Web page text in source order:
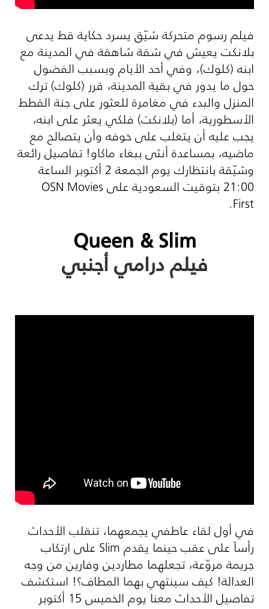
فيلم رسوم متحركة شيّق يسرد حكاية قط يدعى
بلانكت يعيش في شقة شاهقة في المدينة مع
ابنه (كلوك)، وفي أحد الأيام وبسبب الفضول
حول ما يدور في بقية المدينة، قرر (كلوك) ترك
المنزل والبدء في مغامرة للعثور على جنة القطط
الأسطورية، أما (بلانكت) فلكي يعثر على ابنه،
يجب عليه أن يتغلب على خوفه وأن يتصالح مع
ماضيه، بمساعدة أنثى ببغاء ماكاو! تفاصيل رائعة
وشيّقة بانتظارك يوم الجمعة 2 أكتوبر الساعة
21:00 بتوقيت السعودية على OSN Movies
First
.
Queen & Slim
فيلم درامي أجنبي
في أول لقاء عاطفي يجمعهما، تنقلب الأحداث
رأساً على عقب حينما يقدمSlim على ارتكاب
جريمة مروّعة، تجعلهما مطاردين وفارين من وجه
العدالة! كيف سينتهي بهما المطاف؟! استكشف
تفاصيل الأحداث معنا يوم الخميس 15 أكتوبر